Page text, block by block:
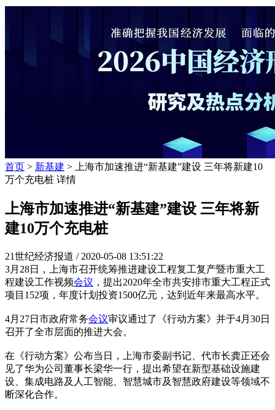
首页 > 新基建 > 上海市加速推进“新基建”建设 三年将新建10
万个充电桩 详情
上海市加速推进“新基建”建设 三年将新
建10万个充电桩
21世纪经济报道 / 2020-05-08 13:51:22
3月28日，上海市召开统筹推进建设工程复工复产暨市重大工
程建设工作视频会议 ，提出2020年全市共安排市重大工程正式
项目152项，年度计划投资1500亿元，达到近年来最高水平。
4月27日市政府常务会议审议通过了《行动方案》并于4月30日
召开了全市层面的推进大会。
在《行动方案》公布当日，上海市委副书记、代市长龚正还会
见了华为公司董事长梁华一行，提出希望在新型基础设施建
设、集成电路及人工智能、智慧城市及智慧政府建设等领域不
断深化合作。